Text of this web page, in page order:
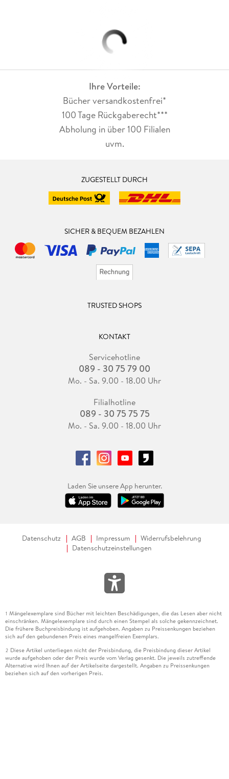
Ihre Vorteile:
Bücher versandkostenfrei*
100 Tage Rückgaberecht***
Abholung in über 100 Filialen
uvm.
ZUGESTELLT DURCH
SICHER & BEQUEM BEZAHLEN
TRUSTED SHOPS
KONTAKT
Servicehotline
089 - 30 75 79 00
Mo. - Sa. 9.00 - 18.00 Uhr
Filialhotline
089 - 30 75 75 75
Mo. - Sa. 9.00 - 18.00 Uhr
Laden Sie unsere App herunter.
Datenschutz AGB Impressum
Widerrufsbelehrung
Datenschutzeinstellungen
1 Mängelexemplare sind Bücher mit leichten Beschädigungen, die das Lesen aber nicht
einschränken. Mängelexemplare sind durch einen Stempel als solche gekennzeichnet.
Die frühere Buchpreisbindung ist aufgehoben. Angaben zu Preissenkungen beziehen
sich auf den gebundenen Preis eines mangelfreien Exemplars.
2 Diese Artikel unterliegen nicht der Preisbindung, die Preisbindung dieser Artikel
wurde aufgehoben oder der Preis wurde vom Verlag gesenkt. Die jeweils zutreffende
Alternative wird Ihnen auf der Artikelseite dargestellt. Angaben zu Preissenkungen
beziehen sich auf den vorherigen Preis.